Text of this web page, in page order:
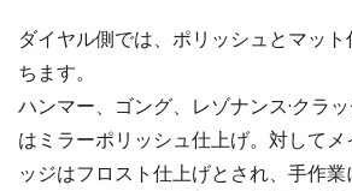
ダイヤル側では、ポリッシュとマッ
ちます。
ハンマー、ゴング、レゾナンス·クラッ
はミラーポリッシュ仕上げ。対してメ
ッジはフロスト仕上げとされ、手作